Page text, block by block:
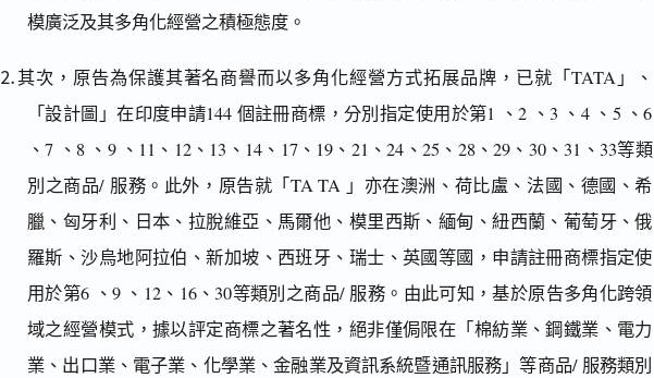
模廣泛及其多角化經營之積極態度。
⒉其次，原告為保護其著名商譽而以多角化經營方式拓展品牌，已就「TATA」、
「設計圖」在印度申請144 個註冊商標，分別指定使用於第1 、2 、3 、4 、5 、6
、7 、8 、9 、11、12、13、14、17、19、21、24、25、28、29、30、31、33等類
別之商品/ 服務。此外，原告就「TA TA 」亦在澳洲、荷比盧、法國、德國、希
臘、匈牙利、日本、拉脫維亞、馬爾他、模里西斯、緬甸、紐西蘭、葡萄牙、俄
羅斯、沙烏地阿拉伯、新加坡、西班牙、瑞士、英國等國，申請註冊商標指定使
用於第6 、9 、12、16、30等類別之商品/ 服務。由此可知，基於原告多角化跨領
域之經營模式，據以評定商標之著名性，絕非僅侷限在「棉紡業、鋼鐵業、電力
業、出口業、電子業、化學業、金融業及資訊系統暨通訊服務」等商品/ 服務類別